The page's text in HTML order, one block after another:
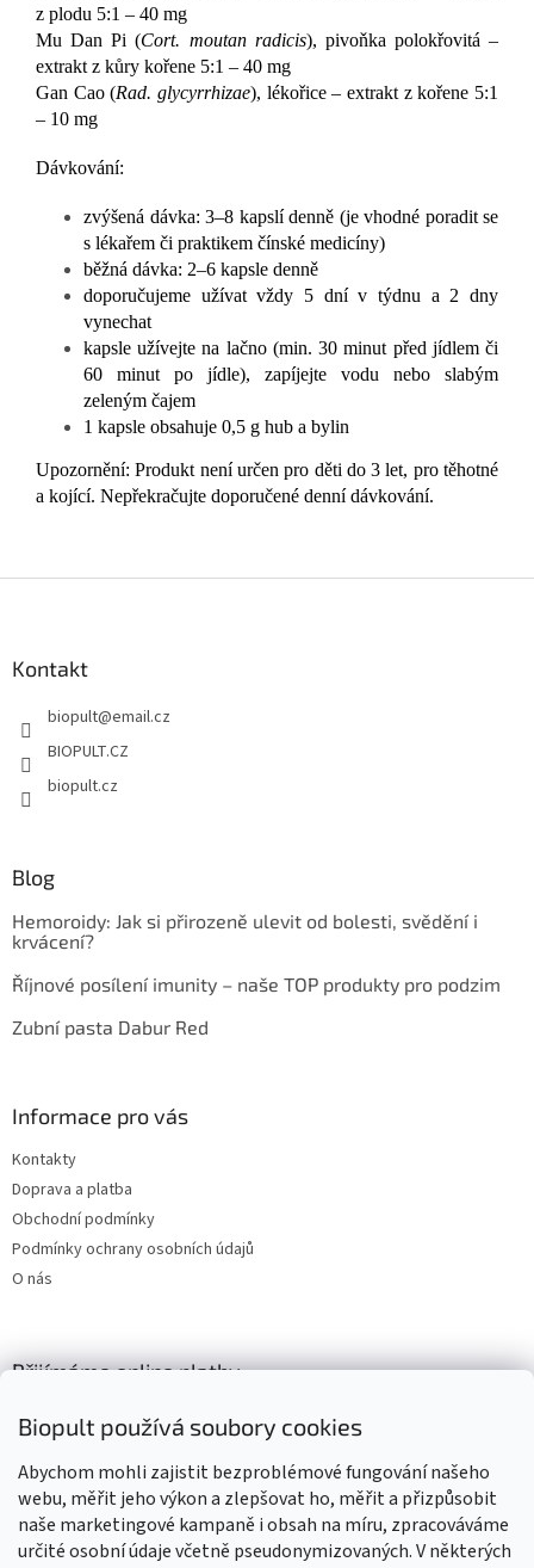
Biopult používá soubory cookies
Abychom mohli zajistit bezproblémové fungování našeho
webu, měřit jeho výkon a zlepšovat ho, měřit a přizpůsobit
naše marketingové kampaně i obsah na míru, zpracováváme
určité osobní údaje včetně pseudonymizovaných. V některých
z plodu 5:1 – 40 mg
Mu Dan Pi (Cort. moutan radicis), pivoňka polokřovitá –
extrakt z kůry kořene 5:1 – 40 mg
Gan Cao (Rad. glycyrrhizae), lékořice – extrakt z kořene 5:1
– 10 mg
Dávkování:
zvýšená dávka: 3–8 kapslí denně (je vhodné poradit se
s lékařem či praktikem čínské medicíny)
běžná dávka: 2–6 kapsle denně
doporučujeme užívat vždy 5 dní v týdnu a 2 dny
vynechat
kapsle užívejte na lačno (min. 30 minut před jídlem či
60 minut po jídle), zapíjejte vodu nebo slabým
zeleným čajem
1 kapsle obsahuje 0,5 g hub a bylin
Upozornění: Produkt není určen pro děti do 3 let, pro těhotné
a kojící. Nepřekračujte doporučené denní dávkování.
Kontakt
biopult@email.cz
BIOPULT.CZ
biopult.cz
Blog
Hemoroidy: Jak si přirozeně ulevit od bolesti, svědění i
krvácení?
Říjnové posílení imunity – naše TOP produkty pro podzim
Zubní pasta Dabur Red
Informace pro vás
Kontakty
Doprava a platba
Obchodní podmínky
Podmínky ochrany osobních údajů
O nás
Přijímáme online platby
Výrobky označené BIO jsou certifikované kontrolní organizací CZ-
BIO-003